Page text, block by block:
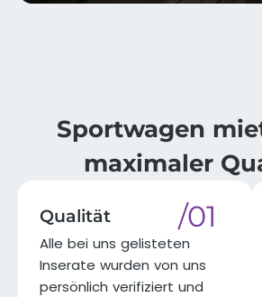
⁨⁨Sportwagen
maximaler
Qualität /01
Alle bei uns gelisteten
Inserate wurden von uns
persönlich verifiziert und